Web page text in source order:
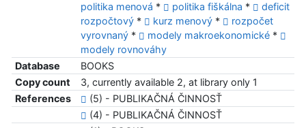
politika menová * politika fiškálna *
deficit
rozpočtový * kurz menový *
rozpočet
vyrovnaný * modely makroekonomické *
modely rovnováhy
Database
BOOKS
Copy count
3, currently available 2, at library only 1
References
(5) - PUBLIKAČNÁ ČINNOSŤ
(4) - PUBLIKAČNÁ ČINNOSŤ